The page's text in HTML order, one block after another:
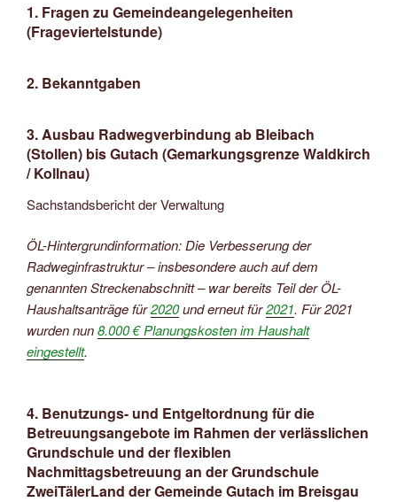
1. Fragen zu Gemeindeangelegenheiten
(Frageviertelstunde)
2. Bekanntgaben
3. Ausbau Radwegverbindung ab Bleibach
(Stollen) bis Gutach (Gemarkungsgrenze Waldkirch
/ Kollnau)
Sachstandsbericht der Verwaltung
ÖL-Hintergrundinformation: Die Verbesserung der
Radweginfrastruktur – insbesondere auch auf dem
genannten Streckenabschnitt – war bereits Teil der ÖL-
Haushaltsanträge für2020und erneut für2021. Für 2021
wurden nun8.000 € Planungskosten im Haushalt
eingestellt.
4. Benutzungs- und Entgeltordnung für die
Betreuungsangebote im Rahmen der verlässlichen
Grundschule und der flexiblen
Nachmittagsbetreuung an der Grundschule
ZweiTälerLand der Gemeinde Gutach im Breisgau